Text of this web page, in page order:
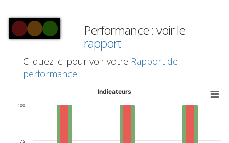
Performance : voir le
rapport
Cliquez ici pour voir votre Rapport de
performance.
Indicateurs
75
100